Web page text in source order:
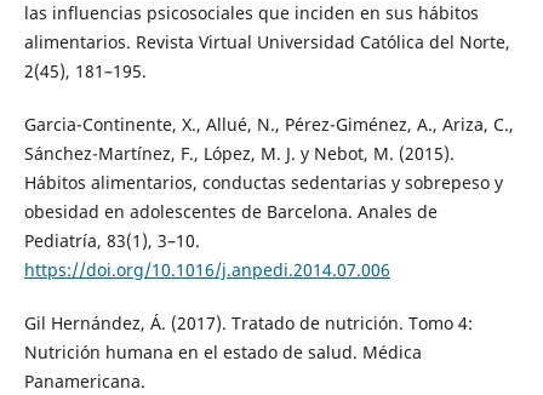
las influencias psicosociales que inciden en sus hábitos
alimentarios. Revista Virtual Universidad Católica del Norte,
2(45), 181–195.
Garcia-Continente, X., Allué, N., Pérez-Giménez, A., Ariza, C.,
Sánchez-Martínez, F., López, M. J. y Nebot, M. (2015).
Hábitos alimentarios, conductas sedentarias y sobrepeso y
obesidad en adolescentes de Barcelona. Anales de
Pediatría, 83(1), 3–10.
https://doi.org/10.1016/j.anpedi.2014.07.006
Gil Hernández, Á. (2017). Tratado de nutrición. Tomo 4:
Nutrición humana en el estado de salud. Médica
Panamericana.